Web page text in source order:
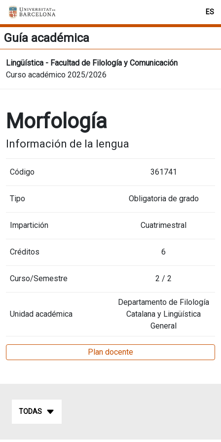
ES
Guía académica
Lingüística - Facultad de Filología y Comunicación
Curso académico 2025/2026
Morfología
Información de la lengua
Código 361741
Tipo Obligatoria de grado
Impartición Cuatrimestral
Créditos 6
Curso/Semestre 2 / 2
Unidad académica
Departamento de Filología
Catalana y Lingüística
General
Plan docente
TODAS